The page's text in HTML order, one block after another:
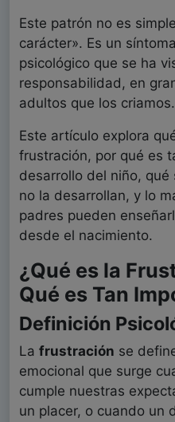
Este patrón no es
carácter». Es un
psicológico que se ha
responsabilidad, en
adultos que los criamos.
Este artículo explora
frustración, por qué es
desarrollo del niño,
no la desarrollan, y lo
padres pueden
desde el nacimiento.
¿Qué es la
Qué es Tan
Definición
La frustración se
emocional que surge
cumple nuestras
un placer, o cuando un